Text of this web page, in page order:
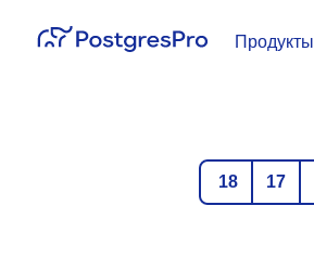
Продукты
18
17